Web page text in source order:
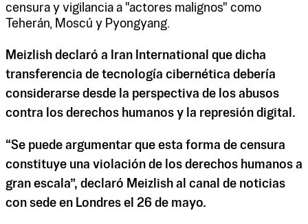
censura y vigilancia a "actores malignos" como
Teherán, Moscú y Pyongyang.
Meizlish declaró a Iran International que dicha
transferencia de tecnología cibernética debería
considerarse desde la perspectiva de los abusos
contra los derechos humanos y la represión digital.
“Se puede argumentar que esta forma de censura
constituye una violación de los derechos humanos a
gran escala”, declaró Meizlish al canal de noticias
con sede en Londres el 26 de mayo.